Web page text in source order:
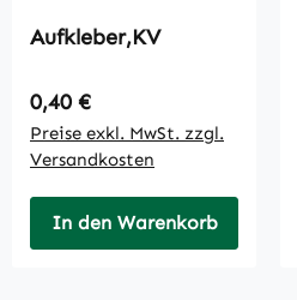
Aufkleber,KV
Regulärer Preis:
0,40 €
Preise exkl. MwSt. zzgl.
Versandkosten
In den Warenkorb